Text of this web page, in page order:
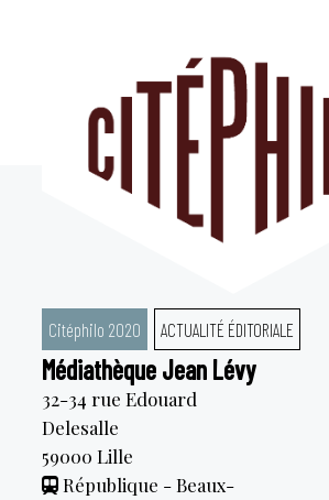
Citéphilo 2020 ACTUALITÉ ÉDITORIALE
Médiathèque Jean Lévy
32-34 rue Edouard
Delesalle
59000 Lille
République - Beaux-